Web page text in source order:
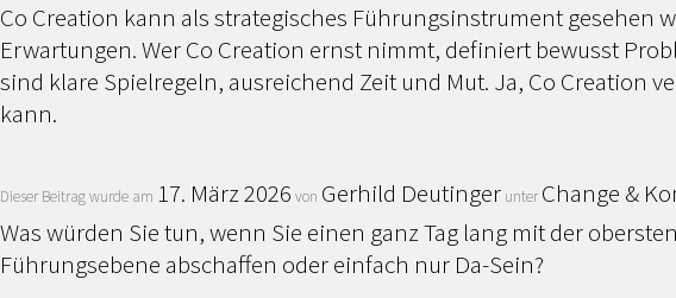
Co Creation kann als strategisches Führungsinstrument
Erwartungen. Wer Co Creation ernst nimmt, definiert bewusst
sind klare Spielregeln, ausreichend Zeit und Mut. Ja, Co Creation
kann.
Dieser Beitrag wurde am 17. März 2026 von Gerhild Deutinger unter Change &
Was würden Sie tun, wenn Sie einen ganz Tag lang mit der
Führungsebene abschaffen oder einfach nur Da-Sein?